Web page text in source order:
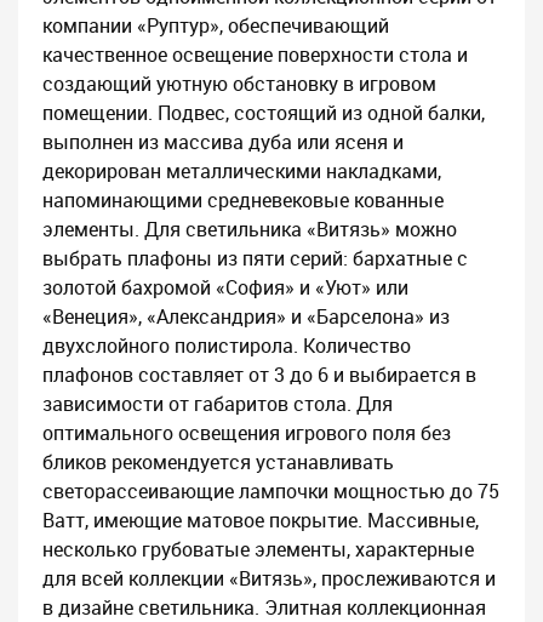
компании «Руптур», обеспечивающий
качественное освещение поверхности стола и
создающий уютную обстановку в игровом
помещении. Подвес, состоящий из одной балки,
выполнен из массива дуба или ясеня и
декорирован металлическими накладками,
напоминающими средневековые кованные
элементы. Для светильника «Витязь» можно
выбрать плафоны из пяти серий: бархатные с
золотой бахромой «София» и «Уют» или
«Венеция», «Александрия» и «Барселона» из
двухслойного полистирола. Количество
плафонов составляет от 3 до 6 и выбирается в
зависимости от габаритов стола. Для
оптимального освещения игрового поля без
бликов рекомендуется устанавливать
светорассеивающие лампочки мощностью до 75
Ватт, имеющие матовое покрытие. Массивные,
несколько грубоватые элементы, характерные
для всей коллекции «Витязь», прослеживаются и
в дизайне светильника. Элитная коллекционная